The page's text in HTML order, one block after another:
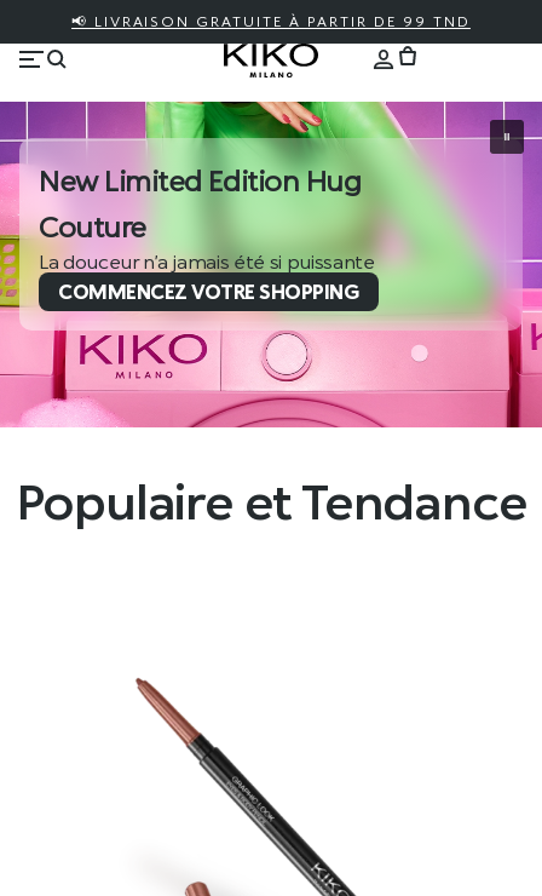
📢 LIVRAISON GRATUITE À PARTIR DE 99 TND
New Limited Edition Hug
Couture
La douceur n’a jamais été si puissante
COMMENCEZ VOTRE SHOPPING
Populaire et Tendance